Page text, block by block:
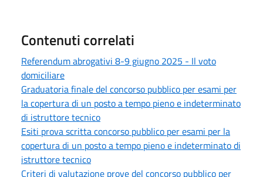
Contenuti correlati
Referendum abrogativi 8-9 giugno 2025 - Il voto
domiciliare
Graduatoria finale del concorso pubblico per esami per
la copertura di un posto a tempo pieno e indeterminato
di istruttore tecnico
Esiti prova scritta concorso pubblico per esami per la
copertura di un posto a tempo pieno e indeterminato di
istruttore tecnico
Criteri di valutazione prove del concorso pubblico per